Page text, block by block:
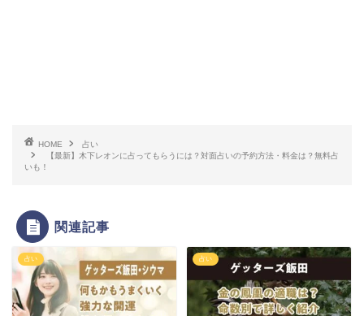
HOME
占い
【最新】木下レオンに占ってもらうには？対面占いの予約方法・料金は？無料占
いも！
関連記事
占い 占い